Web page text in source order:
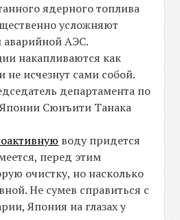
ядерного топлива
усложняют
АЭС.
накапливаются как
исчезнут сами собой.
департамента по
Сюнъити Танака
воду придется
перед этим
очистку, но насколько
Не сумев справиться с
Япония на глазах у